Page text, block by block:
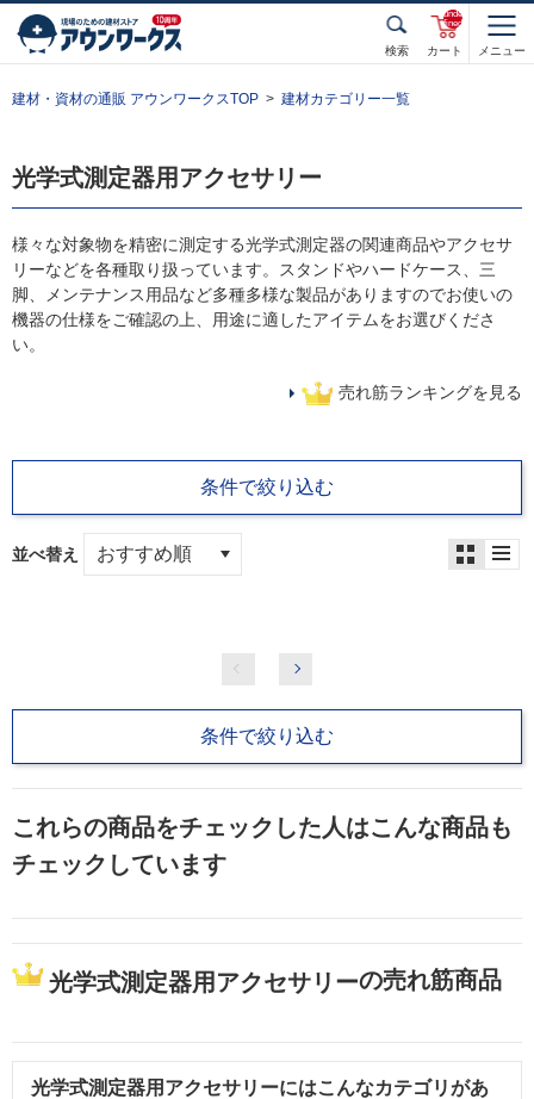
検索 カート
unde
fined
メニュー
建材・資材の通販 アウンワークスTOP 建材カテゴリー一覧
光学式測定器用アクセサリー
様々な対象物を精密に測定する光学式測定器の関連商品やアクセサ
リーなどを各種取り扱っています。スタンドやハードケース、三
脚、メンテナンス用品など多種多様な製品がありますのでお使いの
機器の仕様をご確認の上、用途に適したアイテムをお選びくださ
い。
売れ筋ランキングを見る
条件で絞り込む
並べ替え
条件で絞り込む
これらの商品をチェックした人はこんな商品も
チェックしています
光学式測定器用アクセサリーの売れ筋商品
光学式測定器用アクセサリーにはこんなカテゴリがあ